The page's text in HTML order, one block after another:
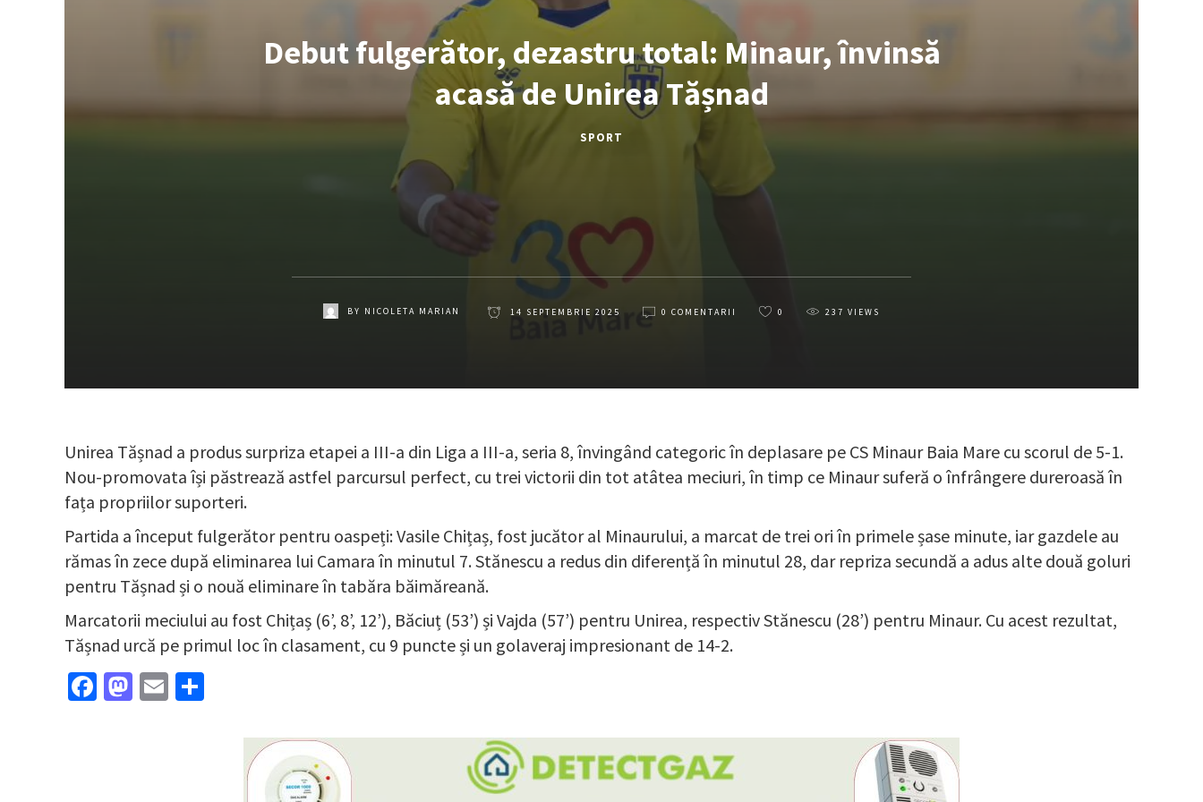
Debut fulgerător, dezastru total: Minaur, învinsă
acasă de Unirea Tășnad
SPORT
BY NICOLETA MARIAN 14 SEPTEMBRIE 2025 0 COMENTARII 0 237 VIEWS
Unirea Tășnad a produs surpriza etapei a III-a din Liga a III-a, seria 8, învingând categoric în deplasare pe CS Minaur Baia Mare cu scorul de 5-1.
Nou-promovata își păstrează astfel parcursul perfect, cu trei victorii din tot atâtea meciuri, în timp ce Minaur suferă o înfrângere dureroasă în
fața propriilor suporteri.
Partida a început fulgerător pentru oaspeți: Vasile Chițaș, fost jucător al Minaurului, a marcat de trei ori în primele șase minute, iar gazdele au
rămas în zece după eliminarea lui Camara în minutul 7. Stănescu a redus din diferență în minutul 28, dar repriza secundă a adus alte două goluri
pentru Tășnad și o nouă eliminare în tabăra băimăreană.
Marcatorii meciului au fost Chițaș (6’, 8’, 12’), Băciuț (53’) și Vajda (57’) pentru Unirea, respectiv Stănescu (28’) pentru Minaur. Cu acest rezultat,
Tășnad urcă pe primul loc în clasament, cu 9 puncte și un golaveraj impresionant de 14-2.
Facebook
Mastodon
Email